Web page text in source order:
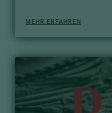
MEHR ERFAHREN